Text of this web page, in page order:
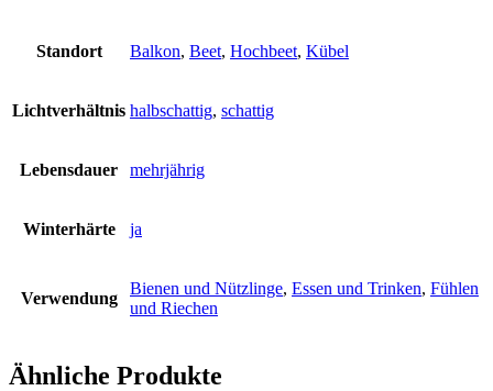
Standort Balkon, Beet, Hochbeet, Kübel
Lichtverhältnis halbschattig, schattig
Lebensdauer mehrjährig
Winterhärte ja
Verwendung
Bienen und Nützlinge, Essen und Trinken, Fühlen
und Riechen
Ähnliche Produkte